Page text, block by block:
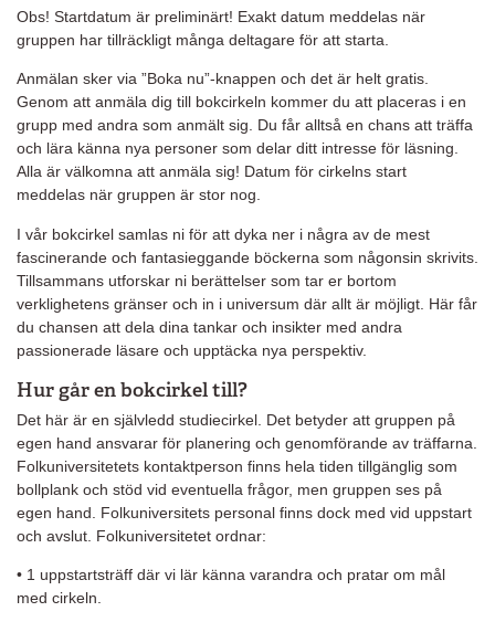
Obs! Startdatum är preliminärt! Exakt datum meddelas när
gruppen har tillräckligt många deltagare för att starta.
Anmälan sker via ”Boka nu”-knappen och det är helt gratis.
Genom att anmäla dig till bokcirkeln kommer du att placeras i en
grupp med andra som anmält sig. Du får alltså en chans att träffa
och lära känna nya personer som delar ditt intresse för läsning.
Alla är välkomna att anmäla sig! Datum för cirkelns start
meddelas när gruppen är stor nog.
I vår bokcirkel samlas ni för att dyka ner i några av de mest
fascinerande och fantasieggande böckerna som någonsin skrivits.
Tillsammans utforskar ni berättelser som tar er bortom
verklighetens gränser och in i universum där allt är möjligt. Här får
du chansen att dela dina tankar och insikter med andra
passionerade läsare och upptäcka nya perspektiv.
Hur går en bokcirkel till?
Det här är en självledd studiecirkel. Det betyder att gruppen på
egen hand ansvarar för planering och genomförande av träffarna.
Folkuniversitetets kontaktperson finns hela tiden tillgänglig som
bollplank och stöd vid eventuella frågor, men gruppen ses på
egen hand. Folkuniversitets personal finns dock med vid uppstart
och avslut. Folkuniversitetet ordnar:
• 1 uppstartsträff där vi lär känna varandra och pratar om mål
med cirkeln.